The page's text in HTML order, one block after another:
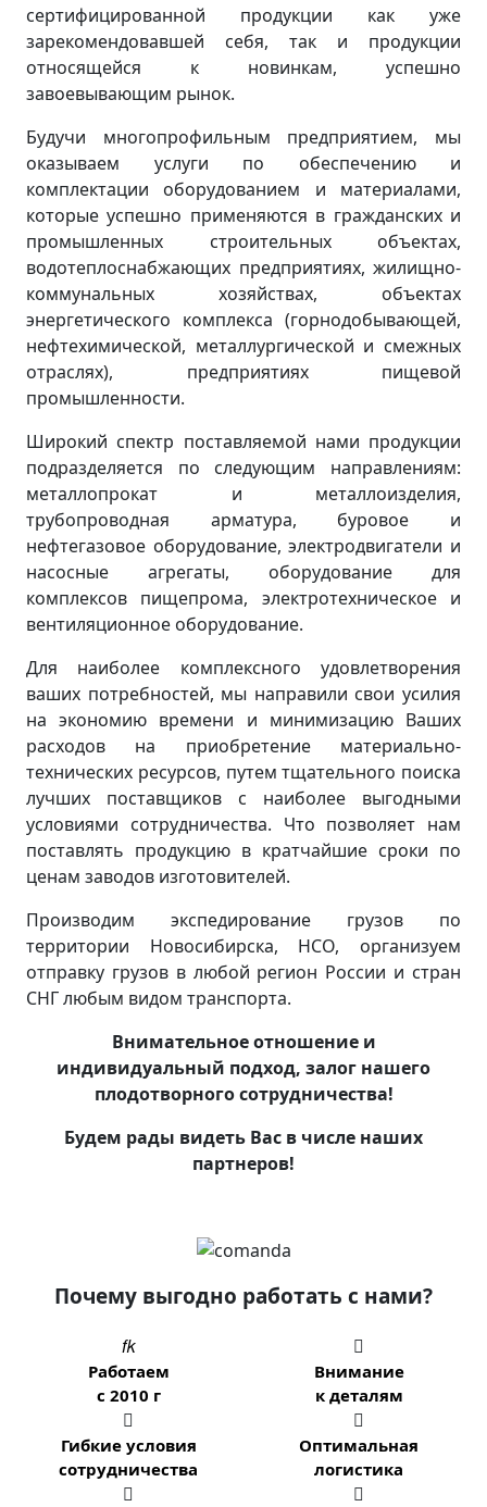
сертифицированной продукции как уже
зарекомендовавшей себя, так и продукции
относящейся к новинкам, успешно
завоевывающим рынок.
Будучи многопрофильным предприятием, мы
оказываем услуги по обеспечению и
комплектации оборудованием и материалами,
которые успешно применяются в гражданских и
промышленных строительных объектах,
водотеплоснабжающих предприятиях, жилищно-
коммунальных хозяйствах, объектах
энергетического комплекса (горнодобывающей,
нефтехимической, металлургической и смежных
отраслях), предприятиях пищевой
промышленности.
Широкий спектр поставляемой нами продукции
подразделяется по следующим направлениям:
металлопрокат и металлоизделия,
трубопроводная арматура, буровое и
нефтегазовое оборудование, электродвигатели и
насосные агрегаты, оборудование для
комплексов пищепрома, электротехническое и
вентиляционное оборудование.
Для наиболее комплексного удовлетворения
ваших потребностей, мы направили свои усилия
на экономию времени и минимизацию Ваших
расходов на приобретение материально-
технических ресурсов, путем тщательного поиска
лучших поставщиков с наиболее выгодными
условиями сотрудничества. Что позволяет нам
поставлять продукцию в кратчайшие сроки по
ценам заводов изготовителей.
Производим экспедирование грузов по
территории Новосибирска, НСО, организуем
отправку грузов в любой регион России и стран
СНГ любым видом транспорта.
Внимательное отношение и
индивидуальный подход, залог нашего
плодотворного сотрудничества!
Будем рады видеть Вас в числе наших
партнеров!
Почему выгодно работать с нами?

Работаем
с 2010 г

Внимание
к деталям

Гибкие условия
сотрудничества

Оптимальная
логистика
 